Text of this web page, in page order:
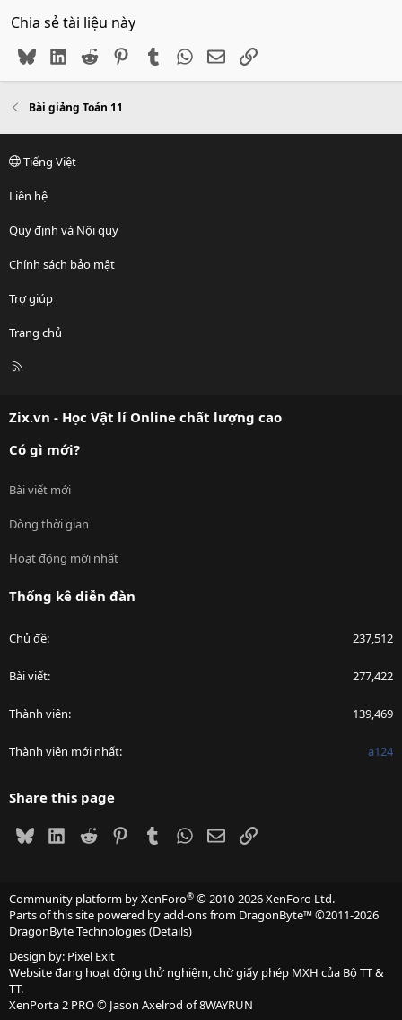
Chia sẻ tài liệu này
BlueskyLinkedIn
Reddit PinterestTumblr WhatsApp
EmailLink
Bài giảng Toán 11
Tiếng Việt
Liên hệ
Quy định và Nội quy
Chính sách bảo mật
Trợ giúp
Trang chủ
R
Zix.vn - Học Vật lí Online chất lượng cao
Có gì mới?
Bài viết mới
Dòng thời gian
Hoạt động mới nhất
Thống kê diễn đàn
Chủ đề 237,512
Bài viết 277,422
Thành viên 139,469
Thành viên mới nhất a124
Share this page
BlueskyLinkedIn
Reddit PinterestTumblrWhatsApp
EmailLink
Community platform by XenForo® © 2010-2026 XenForo Ltd.
Parts of this site powered byadd-ons from DragonByte™©2011-2026
DragonByte Technologies(Details)
Design by: Pixel Exit
Website đang hoạt động thử nghiệm, chờ giấy phép MXH của Bộ TT &
TT.
XenPorta 2 PRO© Jason Axelrod of8WAYRUN